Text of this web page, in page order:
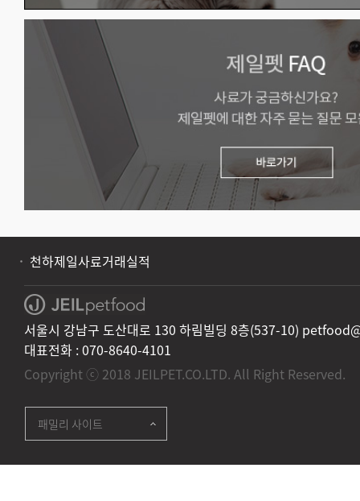
천하제일사료거래실적
패밀리 사이트
서울시 강남구 도산대로 130 하림빌딩 8층(537-10)
대표전화 :070-8640-4101
Copyright ⓒ 2018 JEILPET.CO.LTD. All Right Reserved.